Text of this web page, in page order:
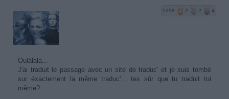
5298 2 2 4
Oulàlala...
J'ai traduit le passage avec un site de traduc' et je suis tombé
sur éxactement la même traduc'... tes sûr que tu traduit toi
même?